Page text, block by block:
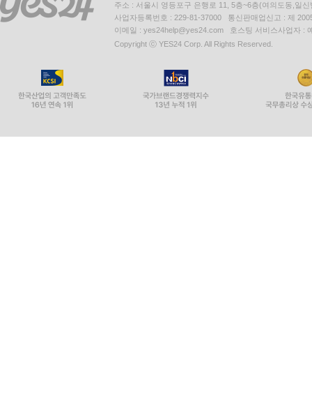
주소 : 서울시 영등포구 은행로 11, 5층~6층(여의도동,일신
사업자등록번호 : 229-81-37000 통신판매업신고 : 제
이메일 : yes24help@yes24.com 호스팅 서비스사업자 :
Copyright ⓒ YES24 Corp. All Rights Reserved.